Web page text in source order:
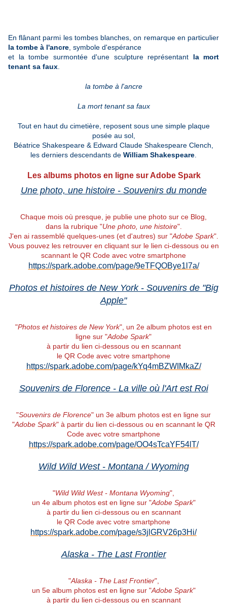
En flânant parmi les tombes blanches, on remarque en particulier
la tombe à l'ancre , symbole d'espérance
et la tombe surmontée d'une sculpture représentant la mort
tenant sa faux
la tombe à l'ancre
La mort tenant sa faux
Tout en haut du cimetière, reposent sous une simple plaque
posée au sol,
Béatrice Shakespeare & Edward Claude Shakespeare Clench,
les derniers descendants de William Shakespeare
albums photos en ligne sur Adobe Spark
Une photo, une histoire - Souvenirs du monde
Chaque mois où presque, je publie une photo sur ce Blog,
dans la rubrique "Une photo, une histoire".
J'en ai rassemblé quelques-unes (et d'autres) sur "Adobe Spark".
Vous pouvez les retrouver en cliquant sur le lien ci-dessous ou en
scannant le QR Code avec votre smartphone
https://spark.adobe.com/page/9eTFQOBye1l7a/
Photos et histoires de New York - Souvenirs de "Big
Apple"
"Photos et histoires de New York", un 2e album photos est en
ligne sur "Adobe Spark"
à partir du lien ci-dessous ou en scannant
le QR Code avec votre smartphone
https://spark.adobe.com/page/kYq4mBZWIMkaZ/
Souvenirs de Florence - La ville où l'Art est Roi
"Souvenirs de Florence" un 3e album photos est en ligne sur
"Adobe Spark" à partir du lien ci-dessous ou en scannant le QR
Code avec votre smartphone
https://spark.adobe.com/page/OO4sTcaYF54lT/
Wild Wild West - Montana / Wyoming
"Wild Wild West - Montana Wyoming",
un 4e album photos est en ligne sur "Adobe Spark"
à partir du lien ci-dessous ou en scannant
le QR Code avec votre smartphone
https://spark.adobe.com/page/s3jlGRV26p3Hi/
Alaska - The Last Frontier
"Alaska - The Last Frontier",
un 5e album photos est en ligne sur "Adobe Spark"
à partir du lien ci-dessous ou en scannant